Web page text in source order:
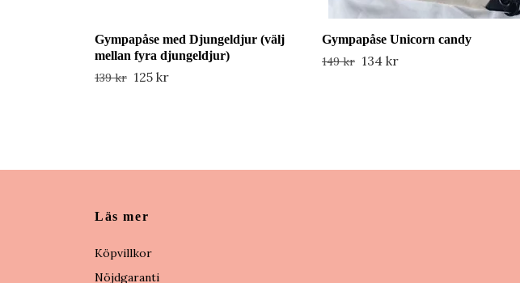
Gympapåse med Djungeldjur (välj
mellan fyra djungeldjur)
139 kr 125 kr
Gympapåse Unicorn candy
149 kr 134 kr
Läs mer
Köpvillkor
Nöjdgaranti